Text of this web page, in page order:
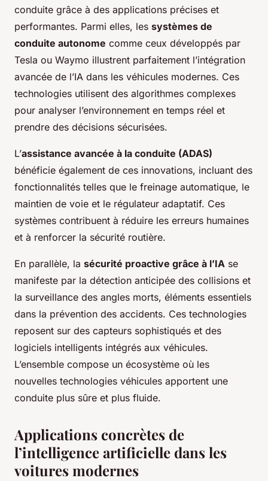
conduite grâce à des applications précises et
performantes. Parmi elles, les systèmes de
conduite autonome comme ceux développés par
Tesla ou Waymo illustrent parfaitement l’intégration
avancée de l’IA dans les véhicules modernes. Ces
technologies utilisent des algorithmes complexes
pour analyser l’environnement en temps réel et
prendre des décisions sécurisées.
L’assistance avancée à la conduite (ADAS)
bénéficie également de ces innovations, incluant des
fonctionnalités telles que le freinage automatique, le
maintien de voie et le régulateur adaptatif. Ces
systèmes contribuent à réduire les erreurs humaines
et à renforcer la sécurité routière.
En parallèle, la sécurité proactive grâce à l’IA se
manifeste par la détection anticipée des collisions et
la surveillance des angles morts, éléments essentiels
dans la prévention des accidents. Ces technologies
reposent sur des capteurs sophistiqués et des
logiciels intelligents intégrés aux véhicules.
L’ensemble compose un écosystème où les
nouvelles technologies véhicules apportent une
conduite plus sûre et plus fluide.
Applications concrètes de
l’intelligence artificielle dans les
voitures modernes